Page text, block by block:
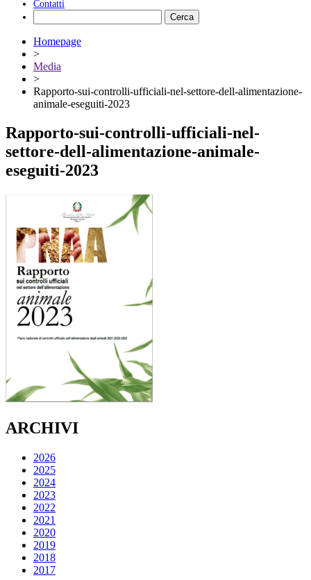
Contatti
Homepage
>
Media
>
Rapporto-sui-controlli-ufficiali-nel-settore-dell-alimentazione-
animale-eseguiti-2023
Rapporto-sui-controlli-ufficiali-nel-
settore-dell-alimentazione-animale-
eseguiti-2023
ARCHIVI
2026
2025
2024
2023
2022
2021
2020
2019
2018
2017